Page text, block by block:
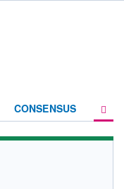
CONSENSUS